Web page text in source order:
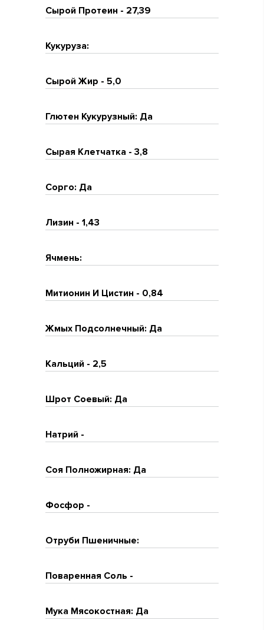
Сырой Протеин - 27,39
Кукуруза:
Сырой Жир - 5,0
Глютен Кукурузный: Да
Сырая Клетчатка - 3,8
Сорго: Да
Лизин - 1,43
Ячмень:
Митионин И Цистин - 0,84
Жмых Подсолнечный: Да
Кальций - 2,5
Шрот Соевый: Да
Натрий -
Соя Полножирная: Да
Фосфор -
Отруби Пшеничные:
Поваренная Соль -
Мука Мясокостная: Да